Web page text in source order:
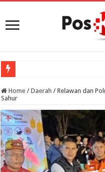
Home / Daerah / Relawan dan
Sahur